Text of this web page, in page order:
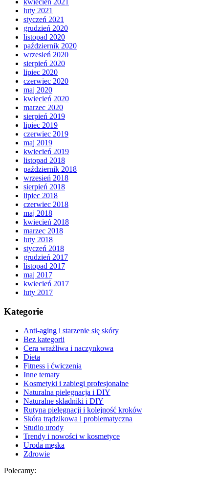
kwiecień 2021
luty 2021
styczeń 2021
grudzień 2020
listopad 2020
październik 2020
wrzesień 2020
sierpień 2020
lipiec 2020
czerwiec 2020
maj 2020
kwiecień 2020
marzec 2020
sierpień 2019
lipiec 2019
czerwiec 2019
maj 2019
kwiecień 2019
listopad 2018
październik 2018
wrzesień 2018
sierpień 2018
lipiec 2018
czerwiec 2018
maj 2018
kwiecień 2018
marzec 2018
luty 2018
styczeń 2018
grudzień 2017
listopad 2017
maj 2017
kwiecień 2017
luty 2017
Kategorie
Anti-aging i starzenie się skóry
Bez kategorii
Cera wrażliwa i naczynkowa
Dieta
Fitness i ćwiczenia
Inne tematy
Kosmetyki i zabiegi profesjonalne
Naturalna pielęgnacja i DIY
Naturalne składniki i DIY
Rutyna pielęgnacji i kolejność kroków
Skóra trądzikowa i problematyczna
Studio urody
Trendy i nowości w kosmetyce
Uroda męska
Zdrowie
Polecamy: